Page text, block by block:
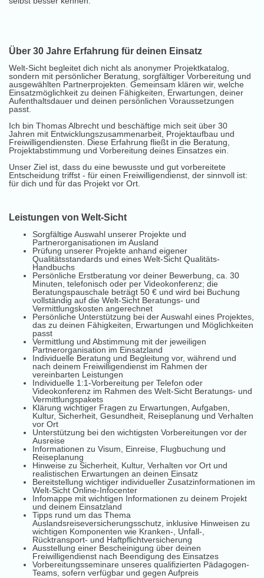
Über 30 Jahre Erfahrung für deinen Einsatz
Welt-Sicht begleitet dich nicht als anonymer Projektkatalog,
sondern mit persönlicher Beratung, sorgfältiger Vorbereitung und
ausgewählten Partnerprojekten. Gemeinsam klären wir, welche
Einsatzmöglichkeit zu deinen Fähigkeiten, Erwartungen, deiner
Aufenthaltsdauer und deinen persönlichen Voraussetzungen
passt.
Ich bin Thomas Albrecht und beschäftige mich seit über 30
Jahren mit Entwicklungszusammenarbeit, Projektaufbau und
Freiwilligendiensten. Diese Erfahrung fließt in die Beratung,
Projektabstimmung und Vorbereitung deines Einsatzes ein.
Unser Ziel ist, dass du eine bewusste und gut vorbereitete
Entscheidung triffst - für einen Freiwilligendienst, der sinnvoll ist:
für dich und für das Projekt vor Ort.
Leistungen von Welt-Sicht
Sorgfältige Auswahl unserer Projekte und
Partnerorganisationen im Ausland
Prüfung unserer Projekte anhand eigener
Qualitätsstandards und eines Welt-Sicht Qualitäts-
Handbuchs
Persönliche Erstberatung vor deiner Bewerbung, ca. 30
Minuten, telefonisch oder per Videokonferenz; die
Beratungspauschale beträgt 50 € und wird bei Buchung
vollständig auf die Welt-Sicht Beratungs- und
Vermittlungskosten angerechnet
Persönliche Unterstützung bei der Auswahl eines Projektes,
das zu deinen Fähigkeiten, Erwartungen und Möglichkeiten
passt
Vermittlung und Abstimmung mit der jeweiligen
Partnerorganisation im Einsatzland
Individuelle Beratung und Begleitung vor, während und
nach deinem Freiwilligendienst im Rahmen der
vereinbarten Leistungen
Individuelle 1:1-Vorbereitung per Telefon oder
Videokonferenz im Rahmen des Welt-Sicht Beratungs- und
Vermittlungspakets
Klärung wichtiger Fragen zu Erwartungen, Aufgaben,
Kultur, Sicherheit, Gesundheit, Reiseplanung und Verhalten
vor Ort
Unterstützung bei den wichtigsten Vorbereitungen vor der
Ausreise
Informationen zu Visum, Einreise, Flugbuchung und
Reiseplanung
Hinweise zu Sicherheit, Kultur, Verhalten vor Ort und
realistischen Erwartungen an deinen Einsatz
Bereitstellung wichtiger individueller Zusatzinformationen im
Welt-Sicht Online-Infocenter
Infomappe mit wichtigen Informationen zu deinem Projekt
und deinem Einsatzland
Tipps rund um das Thema
Auslandsreiseversicherungsschutz, inklusive Hinweisen zu
wichtigen Komponenten wie Kranken-, Unfall-,
Rücktransport- und Haftpflichtversicherung
Ausstellung einer Bescheinigung über deinen
Freiwilligendienst nach Beendigung des Einsatzes
Vorbereitungsseminare unseres qualifizierten Pädagogen-
Teams, sofern verfügbar und gegen Aufpreis